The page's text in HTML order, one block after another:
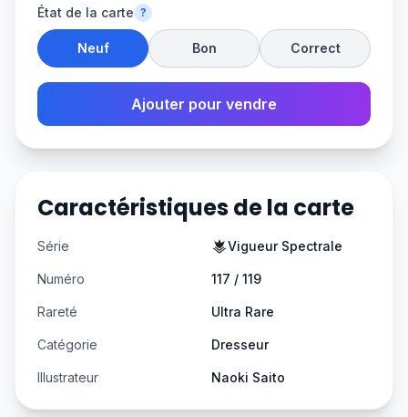
État de la carte ?
Neuf Bon Correct
Ajouter pour vendre
Caractéristiques de la carte
Série Vigueur Spectrale
Numéro 117 / 119
Rareté Ultra Rare
Catégorie Dresseur
Illustrateur Naoki Saito